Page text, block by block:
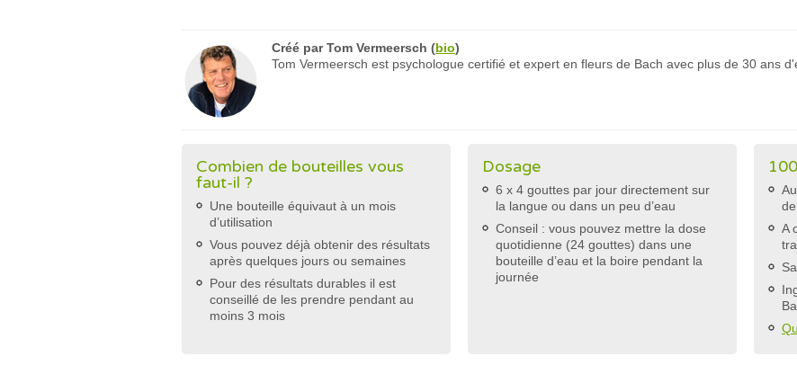
Créé parTom Vermeersch (bio)
Tom Vermeersch est psychologue certifié et expert en fleurs de Bach avec plus de 30 ans
Combien de bouteilles vous
faut-il ?
Une bouteille équivaut à un mois
d’utilisation
Vous pouvez déjà obtenir des résultats
après quelques jours ou semaines
Pour des résultats durables il est
conseillé de les prendre pendant au
moins 3 mois
Dosage
6 x 4 gouttes par jour directement sur
la langue ou dans un peu d’eau
Conseil : vous pouvez mettre la dose
quotidienne (24 gouttes) dans une
bouteille d’eau et la boire pendant la
journée
A